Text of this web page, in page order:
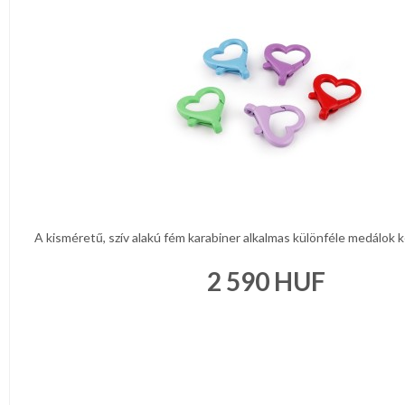
A kisméretű, szív alakú fém karabiner alkalmas különféle medálok
2 590 HUF